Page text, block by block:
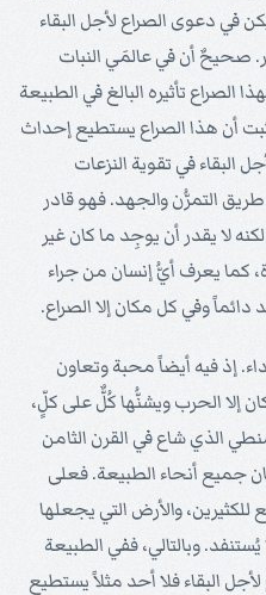
في دعوى الصراع لأجل البقاء
صحيحٌ أن في عالمَي النبات
الصراع تأثيره البالغ في الطبيعة
أن هذا الصراع يستطيع إحداث
في تقوية النزعات
طريق التمرُّن والجهد. فهو قادر
لا يقدر أن يوجِد ما كان غير
كما يعرف أيُّ إنسان من جراء
دائماً وفي كل مكان إلا الصراع.
إذ فيه أيضاً محبة وتعاون
إلا الحرب ويشنُّها كُلٌّ على كلٍّ،
الذي شاع في القرن الثامن
جميع أنحاء الطبيعة. فعلى
والأرض التي يجعلها
وبالتالي، ففي الطبيعة
البقاء فلا أحد مثلاً يستطيع